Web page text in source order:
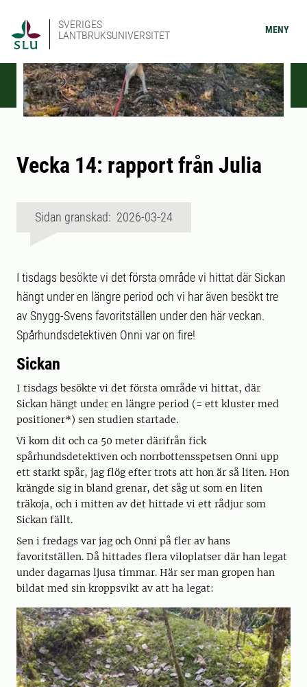
SVERIGES
LANTBRUKSUNIVERSITET
MENY
Vecka 14: rapport från Julia
Sidan granskad: 2026-03-24
I tisdags besökte vi det första område vi hittat där Sickan
hängt under en längre period och vi har även besökt tre
av Snygg-Svens favoritställen under den här veckan.
Spårhundsdetektiven Onni var on fire!
Sickan
I tisdags besökte vi det första område vi hittat, där
Sickan hängt under en längre period (= ett kluster med
positioner*) sen studien startade.
Vi kom dit och ca 50 meter därifrån fick
spårhundsdetektiven och norrbottensspetsen Onni upp
ett starkt spår, jag flög efter trots att hon är så liten. Hon
krängde sig in bland grenar, det såg ut som en liten
träkoja, och i mitten av det hittade vi ett rådjur som
Sickan fällt.
Sen i fredags var jag och Onni på fler av hans
favoritställen. Då hittades flera viloplatser där han legat
under dagarnas ljusa timmar. Här ser man gropen han
bildat med sin kroppsvikt av att ha legat: